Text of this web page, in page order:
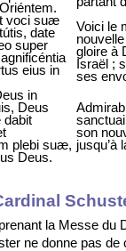
voci suæ
date
super
eius in
Voici le
gloire à
Israël ;
ses
in
Deus
dabit
plebi suæ,
Deus.
son
jusqu’à
la Messe du
ne donne pas de